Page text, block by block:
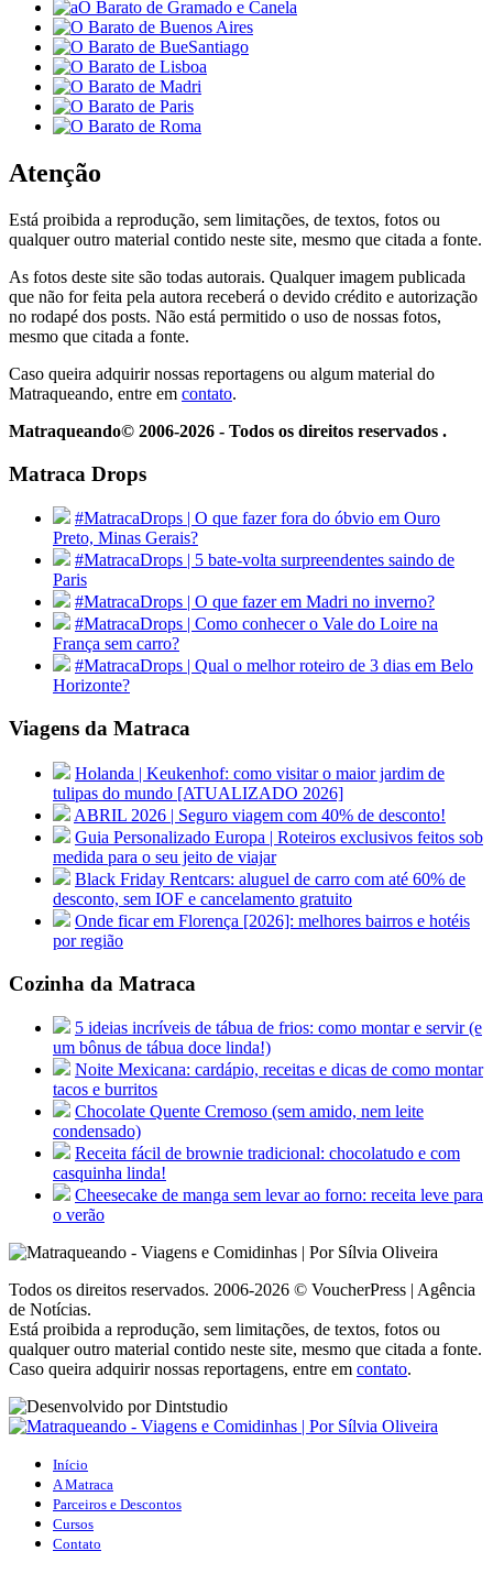
Atenção
Está proibida a reprodução, sem limitações, de textos, fotos ou
qualquer outro material contido neste site, mesmo que citada a fonte.
As fotos deste site são todas autorais. Qualquer imagem publicada
que não for feita pela autora receberá o devido crédito e autorização
no rodapé dos posts. Não está permitido o uso de nossas fotos,
mesmo que citada a fonte.
Caso queira adquirir nossas reportagens ou algum material do
Matraqueando, entre em contato.
Matraqueando© 2006-2026 - Todos os direitos reservados .
Matraca Drops
#MatracaDrops | O que fazer fora do óbvio em Ouro
Preto, Minas Gerais?
#MatracaDrops | 5 bate-volta surpreendentes saindo de
Paris
#MatracaDrops | O que fazer em Madri no inverno?
#MatracaDrops | Como conhecer o Vale do Loire na
França sem carro?
#MatracaDrops | Qual o melhor roteiro de 3 dias em Belo
Horizonte?
Viagens da Matraca
Holanda | Keukenhof: como visitar o maior jardim de
tulipas do mundo [ATUALIZADO 2026]
ABRIL 2026 | Seguro viagem com 40% de desconto!
Guia Personalizado Europa | Roteiros exclusivos feitos sob
medida para o seu jeito de viajar
Black Friday Rentcars: aluguel de carro com até 60% de
desconto, sem IOF e cancelamento gratuito
Onde ficar em Florença [2026]: melhores bairros e hotéis
por região
Cozinha da Matraca
5 ideias incríveis de tábua de frios: como montar e servir (e
um bônus de tábua doce linda!)
Noite Mexicana: cardápio, receitas e dicas de como montar
tacos e burritos
Chocolate Quente Cremoso (sem amido, nem leite
condensado)
Receita fácil de brownie tradicional: chocolatudo e com
casquinha linda!
Cheesecake de manga sem levar ao forno: receita leve para
o verão
Todos os direitos reservados. 2006-2026 © VoucherPress | Agência
de Notícias.
Está proibida a reprodução, sem limitações, de textos, fotos ou
qualquer outro material contido neste site, mesmo que citada a fonte.
Caso queira adquirir nossas reportagens, entre em contato.
Início
A Matraca
Parceiros e Descontos
Cursos
Contato